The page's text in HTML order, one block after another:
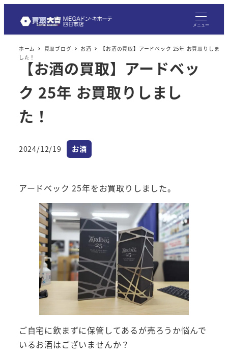
メニュー
ホーム 買取ブログ お酒
【お酒の買取】アードベック 25年 お買取りしま
した！
【お酒の買取】アードベッ
ク 25年 お買取りしまし
た！
投稿日
2024/12/19 カテゴリー
お酒
アードベック 25年をお買取りしました。
ご自宅に飲まずに保管してあるが売ろうか悩んで
いるお酒はございませんか？